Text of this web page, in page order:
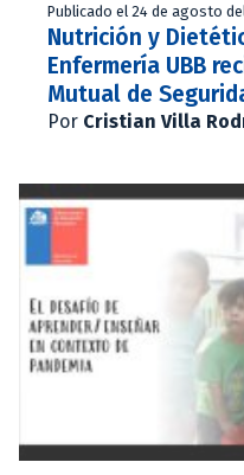
Publicado el 24 de agosto
Nutrición y
Enfermería UBB
Mutual de
Por Cristian Villa